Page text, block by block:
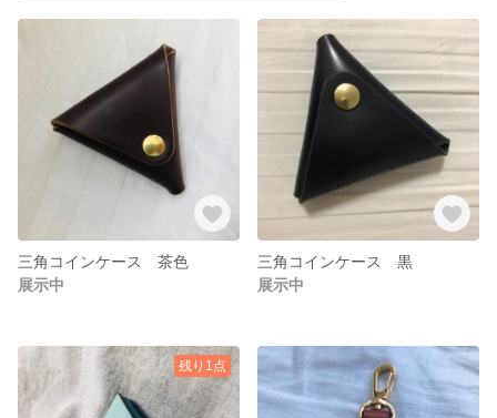
三角コインケース 茶色
展示中
三角コインケース 黒
展示中
残り1点